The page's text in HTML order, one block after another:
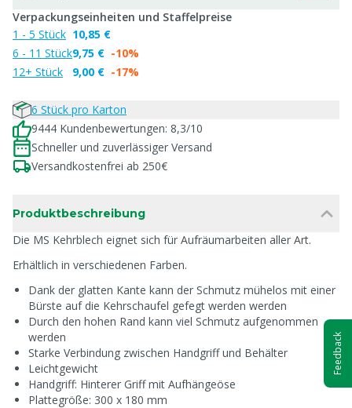
Verpackungseinheiten und Staffelpreise
1 - 5 Stück
6 - 11 Stück
12+ Stück
10,85 €
9,75 €
9,00 €
-10%
-17%
6 Stück pro Karton
9444 Kundenbewertungen: 8,3/10
Schneller und zuverlässiger Versand
Versandkostenfrei ab 250€
Produktbeschreibung
Die MS Kehrblech eignet sich für Aufräumarbeiten aller Art.
Erhältlich in verschiedenen Farben.
Dank der glatten Kante kann der Schmutz mühelos mit einer
Bürste auf die Kehrschaufel gefegt werden werden
Durch den hohen Rand kann viel Schmutz aufgenommen
werden
Starke Verbindung zwischen Handgriff und Behälter
Leichtgewicht
Handgriff: Hinterer Griff mit Aufhängeöse
Plattegröße: 300 x 180 mm
Feedback